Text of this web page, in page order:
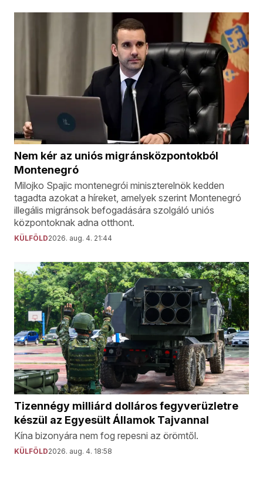
Nem kér az uniós migránsközpontokból
Montenegró
Milojko Spajic montenegrói miniszterelnök kedden
tagadta azokat a híreket, amelyek szerint Montenegró
illegális migránsok befogadására szolgáló uniós
központoknak adna otthont.
KÜLFÖLD2026. aug. 4. 21:44
Tizennégy milliárd dolláros fegyverüzletre
készül az Egyesült Államok Tajvannal
Kína bizonyára nem fog repesni az örömtől.
KÜLFÖLD2026. aug. 4. 18:58